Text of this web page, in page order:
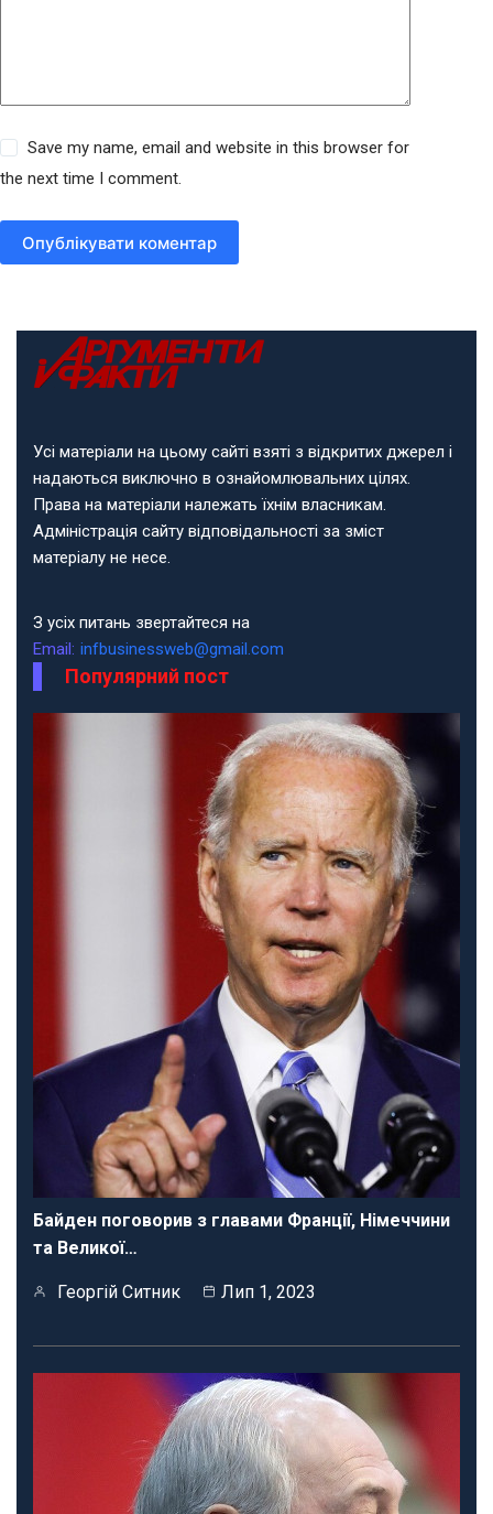
Save my name, email and website in this browser for
the next time I comment.
Опублікувати коментар
Усі матеріали на цьому сайті взяті з відкритих джерел і
надаються виключно в ознайомлювальних цілях.
Права на матеріали належать їхнім власникам.
Адміністрація сайту відповідальності за зміст
матеріалу не несе.
З усіх питань звертайтеся на
Email: infbusinessweb@gmail.com
Популярний пост
Байден поговорив з главами Франції, Німеччини
та Великої…
Георгій Ситник Лип 1, 2023